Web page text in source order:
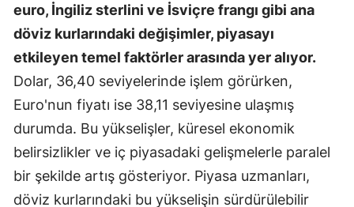
euro, İngiliz sterlini ve İsviçre frangı gibi ana
döviz kurlarındaki değişimler, piyasayı
etkileyen temel faktörler arasında yer alıyor.
Dolar, 36,40 seviyelerinde işlem görürken,
Euro'nun fiyatı ise 38,11 seviyesine ulaşmış
durumda. Bu yükselişler, küresel ekonomik
belirsizlikler ve iç piyasadaki gelişmelerle paralel
bir şekilde artış gösteriyor. Piyasa uzmanları,
döviz kurlarındaki bu yükselişin sürdürülebilir